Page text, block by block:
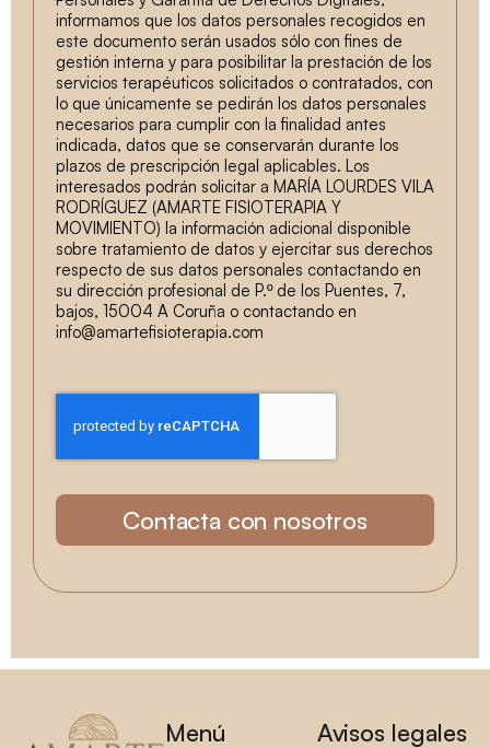
informamos que los datos personales recogidos en
este documento serán usados sólo con fines de
gestión interna y para posibilitar la prestación de los
servicios terapéuticos solicitados o contratados, con
lo que únicamente se pedirán los datos personales
necesarios para cumplir con la finalidad antes
indicada, datos que se conservarán durante los
plazos de prescripción legal aplicables. Los
interesados podrán solicitar a MARÍA LOURDES VILA
RODRÍGUEZ (AMARTE FISIOTERAPIA Y
MOVIMIENTO) la información adicional disponible
sobre tratamiento de datos y ejercitar sus derechos
respecto de sus datos personales contactando en
su dirección profesional de P.º de los Puentes, 7,
bajos, 15004 A Coruña o contactando en
info@amartefisioterapia.com
Contacta con nosotros
Menú Avisos legales